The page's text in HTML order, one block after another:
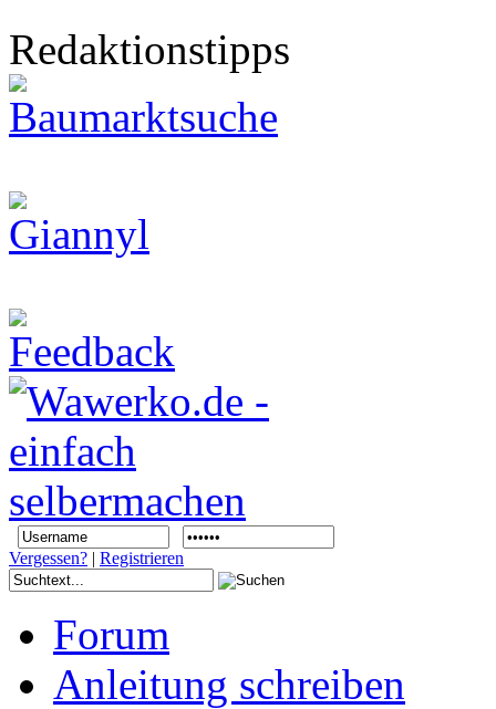
Redaktionstipps
Vergessen? | Registrieren
Forum
Anleitung schreiben